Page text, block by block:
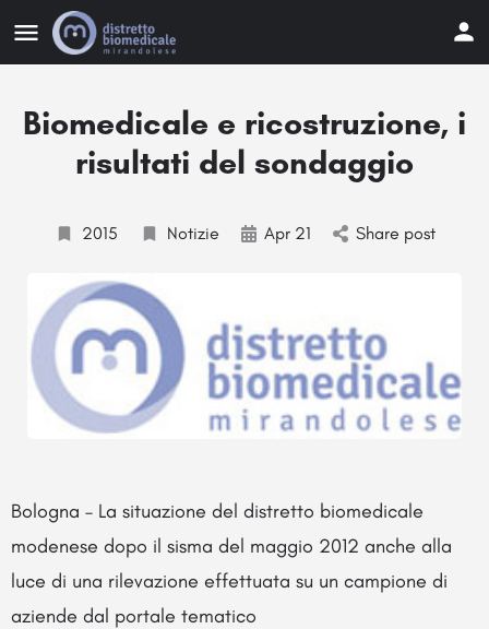
Biomedicale e ricostruzione, i
risultati del sondaggio
2015 Notizie Apr 21 Share post
Bologna – La situazione del distretto biomedicale
modenese dopo il sisma del maggio 2012 anche alla
luce di una rilevazione effettuata su un campione di
aziende dal portale tematico